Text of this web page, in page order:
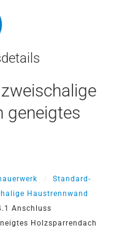
geneigtes
Standard-
Haustrennwand
Anschluss
Holzsparrendach